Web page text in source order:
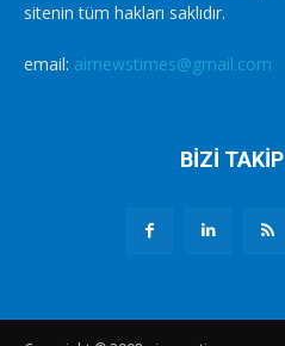
sitenin tüm hakları saklıdır.
email: airnewstimes@gmail.com
BİZİ